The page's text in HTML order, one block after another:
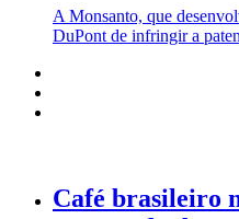
A Monsanto, que
DuPont de infringir a
Café brasileiro